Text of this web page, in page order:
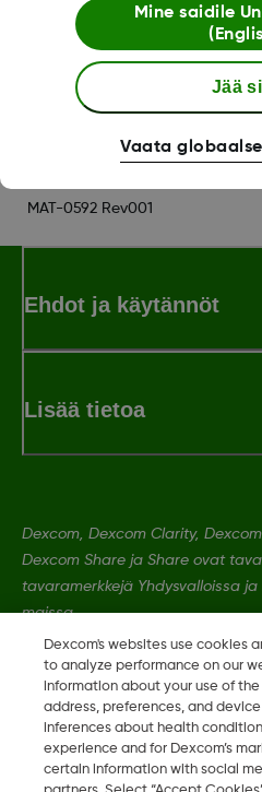
Was this article helpful?
MAT-0592 Rev001
Ehdot ja käytännöt
Lisää tietoa
Dexcom, Dexcom Clarity,
Dexcom Share ja Share ovat
tavaramerkkejä Yhdysvalloissa
maissa
MAT-0592 Rev001
2026 Dexcom, Inc. Kaikki
Dexcom's websites use cookies
to analyze performance on our
information about your use of
address, preferences, and
inferences about health
experience and for Dexcom’s
certain information with social
Mine saidile
Jää
Vaata